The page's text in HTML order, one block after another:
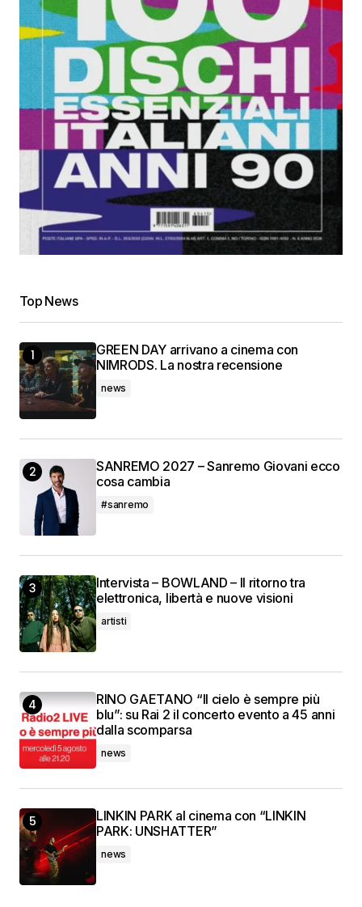
Top News
GREEN DAY arrivano a cinema con
NIMRODS. La nostra recensione
news
SANREMO 2027 – Sanremo Giovani ecco
cosa cambia
#sanremo
Intervista – BOWLAND – Il ritorno tra
elettronica, libertà e nuove visioni
artisti
RINO GAETANO “Il cielo è sempre più
blu”: su Rai 2 il concerto evento a 45 anni
dalla scomparsa
news
LINKIN PARK al cinema con “LINKIN
PARK: UNSHATTER”
news